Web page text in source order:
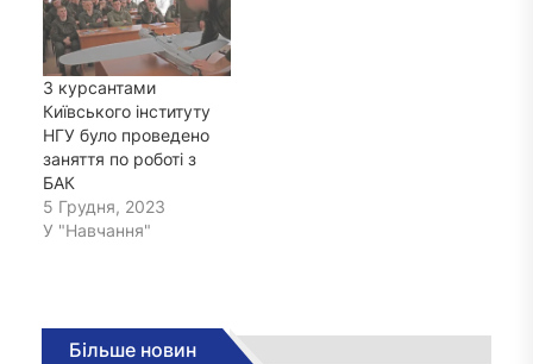
З курсантами
Київського інституту
НГУ було проведено
заняття по роботі з
БАК
5 Грудня, 2023
У "Навчання"
Більше новин